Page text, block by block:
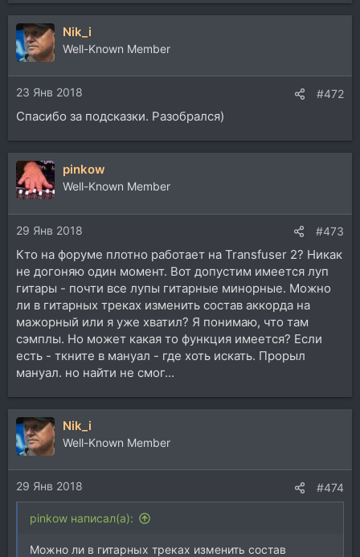
Nik_i
Well-Known Member
23 Янв 2018 #472
Спасибо за подсказки. Разобрался)
pinkow
Well-Known Member
29 Янв 2018 #473
Кто на форуме плотно работает на Transfuser 2? Никак
не догоняю один момент. Вот допустим имеется луп
гитары - почти все лупы гитарные минорные. Можно
ли в гитарных треках изменить состав аккорда на
мажорный или я уже хватил? Я понимаю, что там
сэмплы. Но может какая то функция имеется? Если
есть - ткните в мануал - где хоть искать. Прорыл
мануал. но найти не смог...
Nik_i
Well-Known Member
29 Янв 2018 #474
pinkow написал(а):
Можно ли в гитарных треках изменить состав